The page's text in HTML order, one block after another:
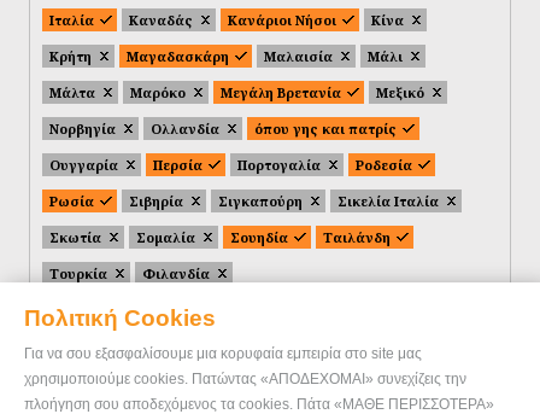
Πολιτική Cookies
Για να σου εξασφαλίσουμε μια κορυφαία εμπειρία στο site μας
χρησιμοποιούμε cookies. Πατώντας «ΑΠΟΔΕΧΟΜΑΙ» συνεχίζεις την
πλοήγηση σου αποδεχόμενος τα cookies. Πάτα «ΜΑΘΕ ΠΕΡΙΣΣΟΤΕΡΑ»
Ιταλία
Καναδάς Κανάριοι Νήσοι
Κίνα
Κρήτη
Μαγαδασκάρη Μαλαισία
Μάλι
Μάλτα
Μαρόκο Μεγάλη Βρετανία
Μεξικό
Νορβηγία
Ολλανδία
όπου γης και πατρίς
Ουγγαρία
Περσία Πορτογαλία
Ροδεσία
Ρωσία
Σιβηρία Σιγκαπούρη
Σικελία Ιταλία
Σκωτία
Σομαλία Σουηδία
Ταιλάνδη
Τουρκία
Φιλανδία